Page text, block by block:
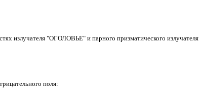
излучателя "ОГОЛОВЬЕ" и парного призматического излучателя
поля: